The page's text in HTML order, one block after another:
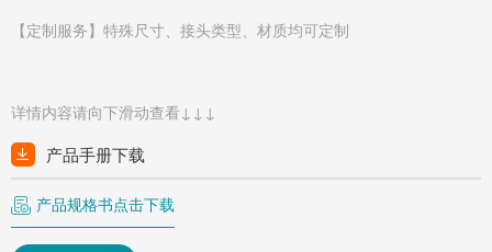
【定制服务】特殊尺寸、接头类型、材质均可定制
详情内容请向下滑动查看↓↓↓
产品手册下载
产品规格书点击下载